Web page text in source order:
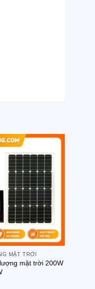
MẶT TRỜI
mặt trời 200W